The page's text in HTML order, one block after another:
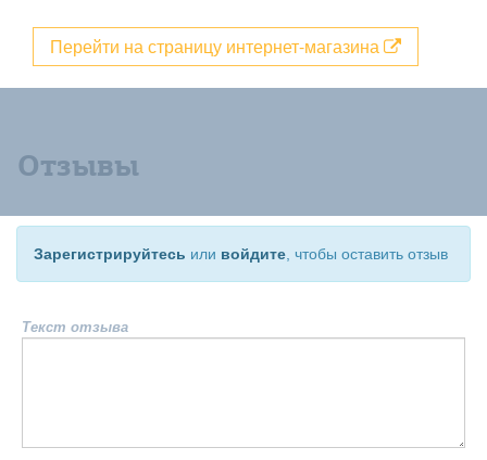
Перейти на страницу интернет-магазина
Отзывы
Зарегистрируйтесь или войдите , чтобы оставить отзыв
Текст отзыва